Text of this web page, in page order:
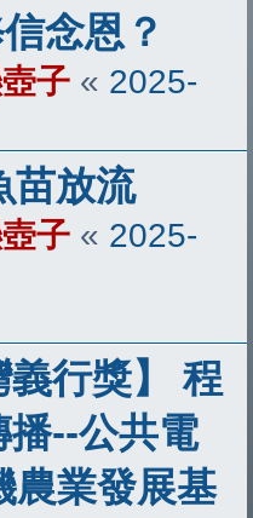
念恩？
子 « 2025-
苗放流
子 « 2025-
義行獎】 程
--公共電
農業發展基